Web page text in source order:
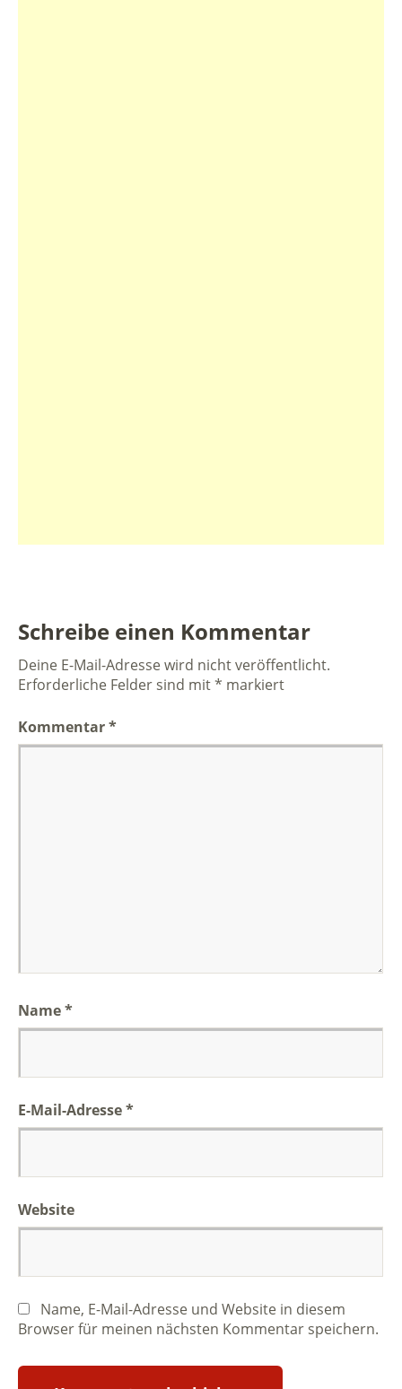
Schreibe einen Kommentar
Deine E-Mail-Adresse wird nicht veröffentlicht.
Erforderliche Felder sind mit* markiert
Kommentar*
Name*
E-Mail-Adresse*
Website
Name, E-Mail-Adresse und Website in diesem
Browser für meinen nächsten Kommentar speichern.